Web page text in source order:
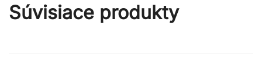
Súvisiace produkty